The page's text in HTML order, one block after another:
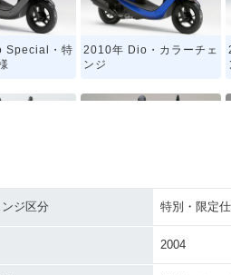
Special・特
2010年 Dio・カラーチェ
ンジ
新登場
1990年 Dio 新春Special
ジ区分 特別・限定
2004